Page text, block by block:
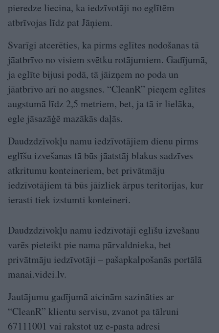
pieredze liecina, ka iedzīvotāji no eglītēm
atbrīvojas līdz pat Jāņiem.
Svarīgi atcerēties, ka pirms eglītes nodošanas tā
jāatbrīvo no visiem svētku rotājumiem. Gadījumā,
ja eglīte bijusi podā, tā jāizņem no poda un
jāatbrīvo arī no augsnes. “CleanR” pieņem eglītes
augstumā līdz 2,5 metriem, bet, ja tā ir lielāka,
egle jāsazāģē mazākās daļās.
Daudzdzīvokļu namu iedzīvotājiem dienu pirms
eglīšu izvešanas tā būs jāatstāj blakus sadzīves
atkritumu konteineriem, bet privātmāju
iedzīvotājiem tā būs jāizliek ārpus teritorijas, kur
ierasti tiek izstumti konteineri.
Daudzdzīvokļu namu iedzīvotāji eglīšu izvešanu
varēs pieteikt pie nama pārvaldnieka, bet
privātmāju iedzīvotāji – pašapkalpošanās portālā
manai.videi.lv.
Jautājumu gadījumā aicinām sazināties ar
“CleanR” klientu servisu, zvanot pa tālruni
67111001 vai rakstot uz e-pasta adresi